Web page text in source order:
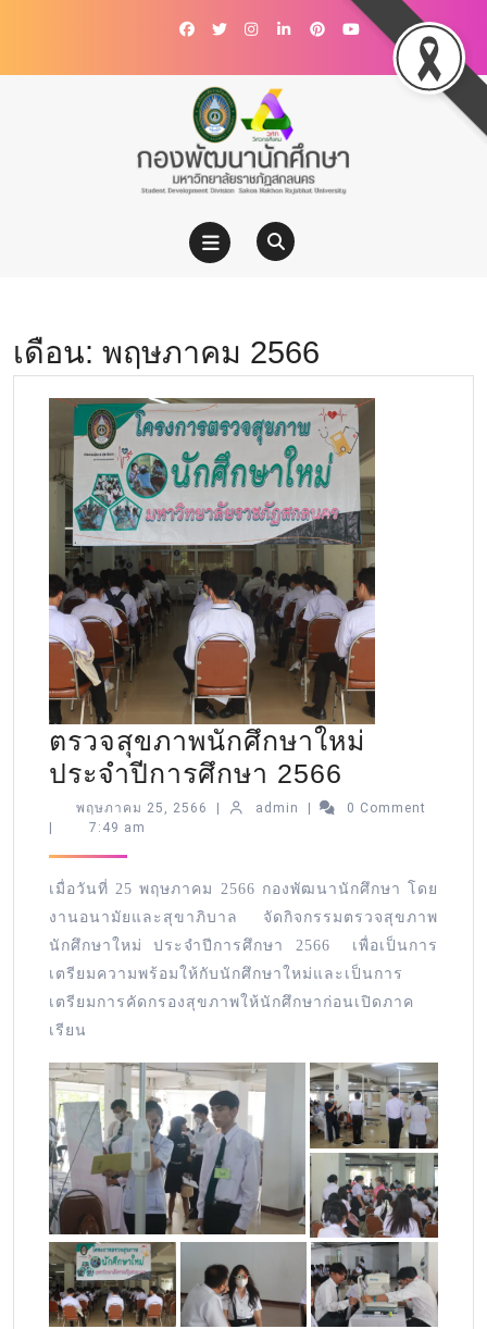
เดือน: พฤษภาคม 2566
ตรวจสุขภาพนักศึกษาใหม่
ประจำปีการศึกษา 2566
พฤษภาคม 25, 2566 admin
0 Comment
7:49 am
เมื่อวันที่ 25 พฤษภาคม 2566 กองพัฒนานักศึกษา โดย
งานอนามัยและสุขาภิบาล จัดกิจกรรมตรวจสุขภาพ
นักศึกษาใหม่ ประจำปีการศึกษา 2566 เพื่อเป็นการ
เตรียมความพร้อมให้กับนักศึกษาใหม่และเป็นการ
เตรียมการคัดกรองสุขภาพให้นักศึกษาก่อนเปิดภาค
เรียน